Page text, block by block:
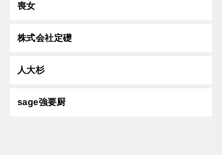
喪女
株式会社定礎
人大杉
sage強要厨